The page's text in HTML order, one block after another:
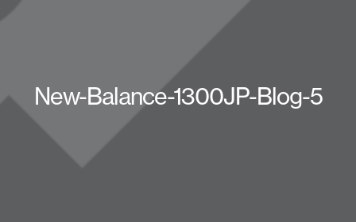
New-Balance-1300JP-Blog-5